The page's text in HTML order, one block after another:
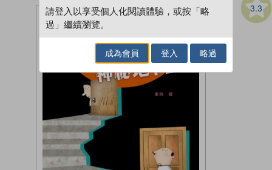
3.3
請登入以享受個人化閱讀體驗，或按「略
過」繼續瀏覽。
成為會員 登入 略過